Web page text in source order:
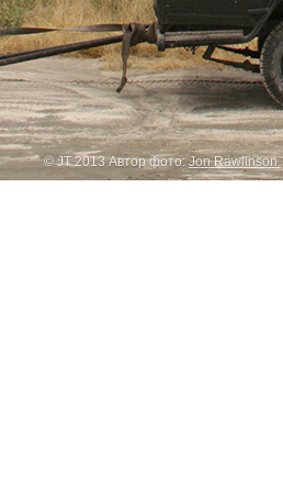
© JT 2013 Автор фото:Jon Rawlinson.